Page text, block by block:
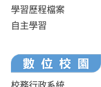
學習歷程檔案
自主學習